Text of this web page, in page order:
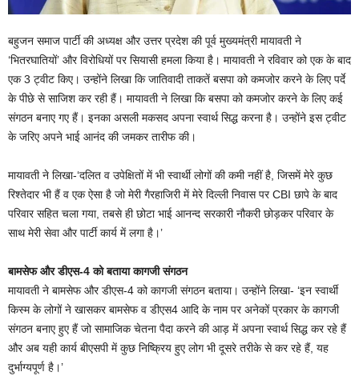
बहुजन समाज पार्टी की अध्‍यक्ष और उत्तर प्रदेश की पूर्व मुख्यमंत्री मायावती ने
‘भितरघातियों’ और विरोधि‍यों पर सियासी हमला किया है। मायावती ने रविवार को एक के बाद
एक 3 ट्वीट किए। उन्‍होंने लिखा कि जातिवादी ताकतें बसपा को कमजोर करने के लिए पर्दे
के पीछे से साजिश कर रही हैं। मायावती ने लिखा कि बसपा को कमजोर करने के लिए कई
संगठन बनाए गए हैं। इनका असली मकसद अपना स्‍वार्थ सिद्ध करना है। उन्‍होंने इस ट्वीट
के जरिए अपने भाई आनंद की जमकर तारीफ की।
मायावती ने लिखा-‘दलित व उपेक्षितों में भी स्वार्थी लोगों की कमी नहीं है, जिसमें मेरे कुछ
रिश्तेदार भी हैं व एक ऐसा है जो मेरी गैरहाजिरी में मेरे दिल्ली निवास पर CBI छापे के बाद
परिवार सहित चला गया, तबसे ही छोटा भाई आनन्द सरकारी नौकरी छोड़कर परिवार के
साथ मेरी सेवा और पार्टी कार्य में लगा है।’
बामसेफ और डीएस-4 को बताया कागजी संगठन
मायावती ने बामसेफ और डीएस-4 को कागजी संगठन बताया। उन्‍होंने लिखा- ‘इन स्वार्थी
किस्म के लोगों ने खासकर बामसेफ व डीएस4 आदि के नाम पर अनेकों प्रकार के कागजी
संगठन बनाए हुए हैं जो सामाजिक चेतना पैदा करने की आड़ में अपना स्वार्थ सिद्ध कर रहे हैं
और अब यही कार्य बीएसपी में कुछ निष्क्रिय हुए लोग भी दूसरे तरीके से कर रहे हैं, यह
दुर्भाग्यपूर्ण है।’